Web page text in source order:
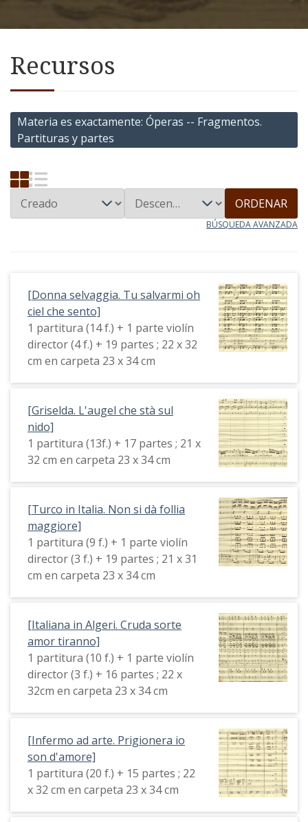
Recursos
Materia es exactamente Óperas -- Fragmentos.
Partituras y partes
ORDENAR
BÚSQUEDA AVANZADA
[Donna selvaggia. Tu salvarmi oh
ciel che sento]
1 partitura (14 f.) + 1 parte violín
director (4 f.) + 19 partes ; 22 x 32
cm en carpeta 23 x 34 cm
[Griselda. L'augel che stà sul
nido]
1 partitura (13f.) + 17 partes ; 21 x
32 cm en carpeta 23 x 34 cm
[Turco in Italia. Non si dà follia
maggiore]
1 partitura (9 f.) + 1 parte violín
director (3 f.) + 19 partes ; 21 x 31
cm en carpeta 23 x 34 cm
[Italiana in Algeri. Cruda sorte
amor tiranno]
1 partitura (10 f.) + 1 parte violín
director (3 f.) + 16 partes ; 22 x
32cm en carpeta 23 x 34 cm
[Infermo ad arte. Prigionera io
son d'amore]
1 partitura (20 f.) + 15 partes ; 22
x 32 cm en carpeta 23 x 34 cm